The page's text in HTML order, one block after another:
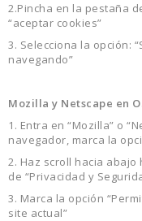
2.Pincha en la pestaña
“aceptar cookies”
3. Selecciona la opción:
navegando”
Mozilla y Netscape en
1. Entra en “Mozilla” o
navegador, marca la
2. Haz scroll hacia abajo
de “Privacidad y
3. Marca la opción
site actual”